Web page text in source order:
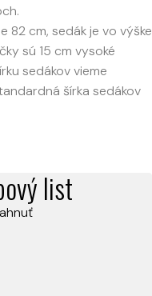
82 cm, sedák je vo výške
sú 15 cm vysoké
sedákov vieme
šírka sedákov
list